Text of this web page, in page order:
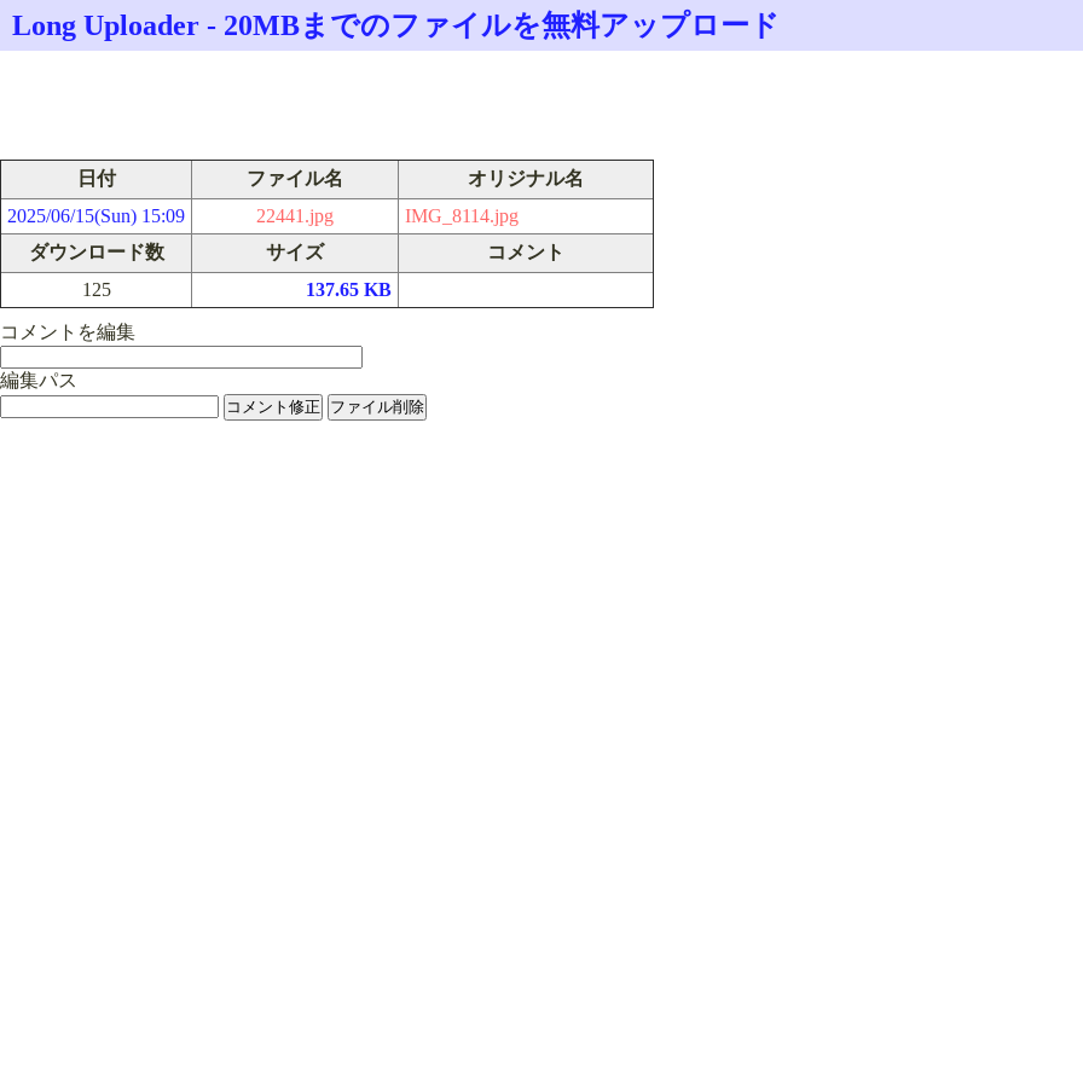
Long Uploader - 20MBまでのファイルを無料アップロード
日付 ファイル名
オリジナル名
2025/06/15(Sun) 15:09
22441.jpg
IMG_8114.jpg
ダウンロード数
サイズ
コメント
125
137.65 KB
コメントを編集
編集パス